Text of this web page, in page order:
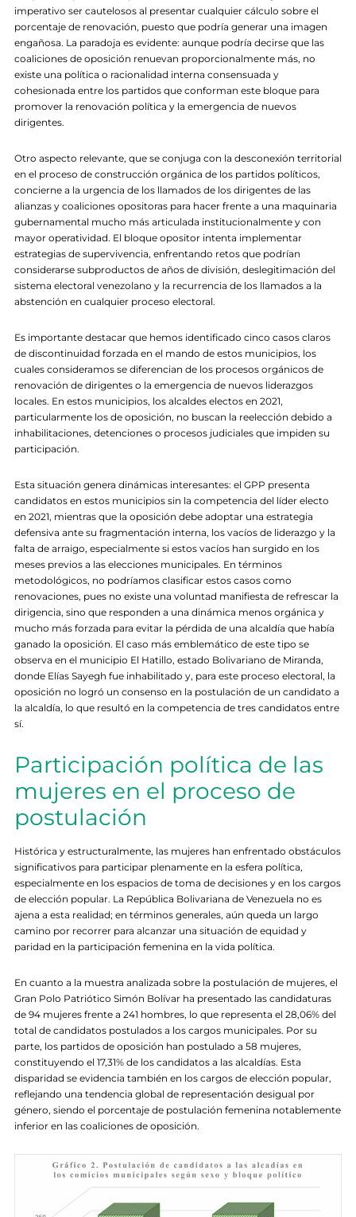
imperativo ser cautelosos al presentar cualquier cálculo sobre el
porcentaje de renovación, puesto que podría generar una imagen
engañosa. La paradoja es evidente: aunque podría decirse que las
coaliciones de oposición renuevan proporcionalmente más, no
existe una política o racionalidad interna consensuada y
cohesionada entre los partidos que conforman este bloque para
promover la renovación política y la emergencia de nuevos
dirigentes.
Otro aspecto relevante, que se conjuga con la desconexión territorial
en el proceso de construcción orgánica de los partidos políticos,
concierne a la urgencia de los llamados de los dirigentes de las
alianzas y coaliciones opositoras para hacer frente a una maquinaria
gubernamental mucho más articulada institucionalmente y con
mayor operatividad. El bloque opositor intenta implementar
estrategias de supervivencia, enfrentando retos que podrían
considerarse subproductos de años de división, deslegitimación del
sistema electoral venezolano y la recurrencia de los llamados a la
abstención en cualquier proceso electoral.
Es importante destacar que hemos identificado cinco casos claros
de discontinuidad forzada en el mando de estos municipios, los
cuales consideramos se diferencian de los procesos orgánicos de
renovación de dirigentes o la emergencia de nuevos liderazgos
locales. En estos municipios, los alcaldes electos en 2021,
particularmente los de oposición, no buscan la reelección debido a
inhabilitaciones, detenciones o procesos judiciales que impiden su
participación.
Esta situación genera dinámicas interesantes: el GPP presenta
candidatos en estos municipios sin la competencia del líder electo
en 2021, mientras que la oposición debe adoptar una estrategia
defensiva ante su fragmentación interna, los vacíos de liderazgo y la
falta de arraigo, especialmente si estos vacíos han surgido en los
meses previos a las elecciones municipales. En términos
metodológicos, no podríamos clasificar estos casos como
renovaciones, pues no existe una voluntad manifiesta de refrescar la
dirigencia, sino que responden a una dinámica menos orgánica y
mucho más forzada para evitar la pérdida de una alcaldía que había
ganado la oposición. El caso más emblemático de este tipo se
observa en el municipio El Hatillo, estado Bolivariano de Miranda,
donde Elías Sayegh fue inhabilitado y, para este proceso electoral, la
oposición no logró un consenso en la postulación de un candidato a
la alcaldía, lo que resultó en la competencia de tres candidatos entre
sí.
Participación política de las
mujeres en el proceso de
postulación
Histórica y estructuralmente, las mujeres han enfrentado obstáculos
significativos para participar plenamente en la esfera política,
especialmente en los espacios de toma de decisiones y en los cargos
de elección popular. La República Bolivariana de Venezuela no es
ajena a esta realidad; en términos generales, aún queda un largo
camino por recorrer para alcanzar una situación de equidad y
paridad en la participación femenina en la vida política.
En cuanto a la muestra analizada sobre la postulación de mujeres, el
Gran Polo Patriótico Simón Bolívar ha presentado las candidaturas
de 94 mujeres frente a 241 hombres, lo que representa el 28,06% del
total de candidatos postulados a los cargos municipales. Por su
parte, los partidos de oposición han postulado a 58 mujeres,
constituyendo el 17,31% de los candidatos a las alcaldías. Esta
disparidad se evidencia también en los cargos de elección popular,
reflejando una tendencia global de representación desigual por
género, siendo el porcentaje de postulación femenina notablemente
inferior en las coaliciones de oposición.